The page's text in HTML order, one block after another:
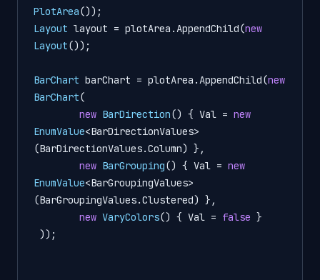
PlotArea
Layout layout = plotArea.AppendChild(new
Layout());
BarChart barChart = plotArea.AppendChild(new
BarChart(
new BarDirection() { Val = new
EnumValue<BarDirectionValues>
(BarDirectionValues.Column) },
new BarGrouping() { Val = new
EnumValue<BarGroupingValues>
(BarGroupingValues.Clustered) },
new VaryColors() { Val = false }